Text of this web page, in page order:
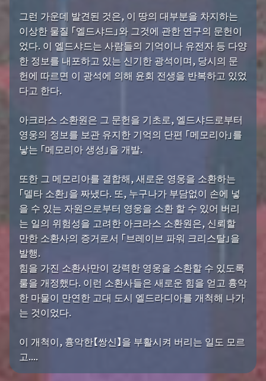
그런 가운데 발견된 것은, 이 땅의 대부분을 차지하는
이상한 물질 「엘드샤드」와 그것에 관한 연구의 문헌이
었다. 이 엘드샤드는 사람들의 기억이나 유전자 등 다양
한 정보를 내포하고 있는 신기한 광석이며, 당시의 문
헌에 따르면 이 광석에 의해 윤회 전생을 반복하고 있었
다고 한다.
아크라스 소환원은 그 문헌을 기초로, 엘드샤드로부터
영웅의 정보를 보관 유지한 기억의 단편 「메모리아」를
낳는 「메모리아 생성」을 개발.
또한 그 메모리아를 결합해, 새로운 영웅을 소환하는
「델타 소환」을 짜냈다. 또, 누구나가 부담없이 손에 넣
을 수 있는 자원으로부터 영웅을 소환 할 수 있어 버리
는 일의 위험성을 고려한 아크라스 소환원은, 신뢰할
만한 소환사의 증거로서 「브레이브 파워 크리스탈」을
발행.
힘을 가진 소환사만이 강력한 영웅을 소환할 수 있도록
룰을 개정했다. 이런 소환사들은 새로운 힘을 얻고 흉악
한 마물이 만연한 고대 도시 엘드라디아를 개척해 나가
는 것이었다.
이 개척이, 흉악한【쌍신】을 부활시켜 버리는 일도 모르
고....